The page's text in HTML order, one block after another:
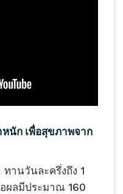
นัก เพื่อสุขภาพจาก
านวันละครึ่งถึง 1
ผลมีประมาณ 160